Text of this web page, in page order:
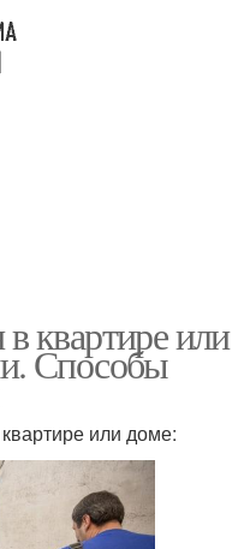
квартире или
Способы
или доме: